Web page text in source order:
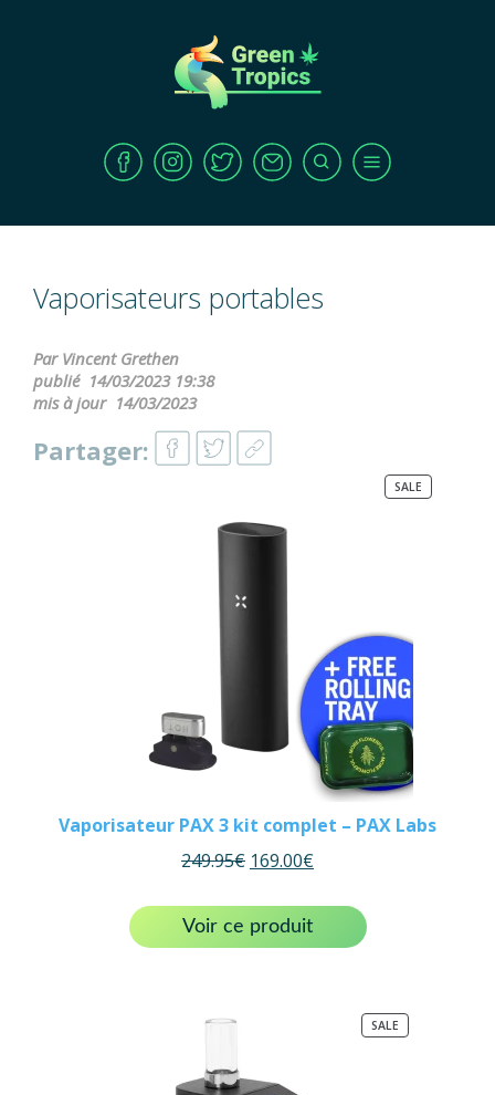
Vaporisateurs portables
Par Vincent Grethen
publié 14/03/2023 19:38
mis à jour 14/03/2023
Partager:
SALE
ON
Vaporisateur PAX 3 kit complet – PAX Labs
249.95€ 169.00€
Voir ce produit
SALE
ON